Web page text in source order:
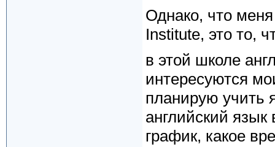
Однако, что
Institute, это то,
в этой школе
интересуются
планирую учить
английский
график, какое